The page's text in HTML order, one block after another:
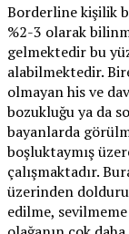
Borderline kişilik
%2-3 olarak
gelmektedir bu
alabilmektedir.
olmayan his ve
bozukluğu ya da
bayanlarda
boşluktaymış
çalışmaktadır.
üzerinden
edilme,